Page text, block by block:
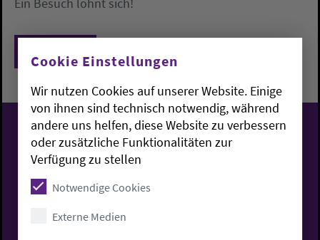
Evangelisch-Lutherische
Kirche in Oldenburg
Cookie Einstellungen
Wir nutzen Cookies auf unserer Website. Einige
von ihnen sind technisch notwendig, während
andere uns helfen, diese Website zu verbessern
oder zusätzliche Funktionalitäten zur
Verfügung zu stellen
Notwendige Cookies
Externe Medien